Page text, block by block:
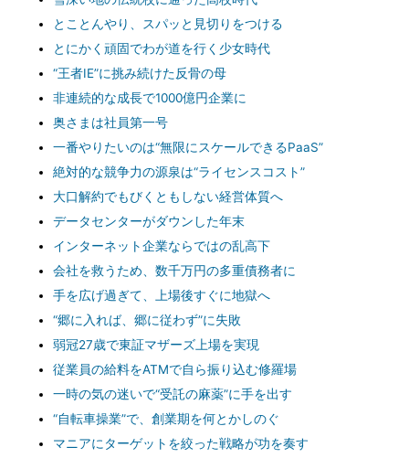
とことんやり、スパッと見切りをつける
とにかく頑固でわが道を行く少女時代
“王者IE”に挑み続けた反骨の母
非連続的な成長で1000億円企業に
奥さまは社員第一号
一番やりたいのは“無限にスケールできるPaaS”
絶対的な競争力の源泉は“ライセンスコスト”
大口解約でもびくともしない経営体質へ
データセンターがダウンした年末
インターネット企業ならではの乱高下
会社を救うため、数千万円の多重債務者に
手を広げ過ぎて、上場後すぐに地獄へ
“郷に入れば、郷に従わず”に失敗
弱冠27歳で東証マザーズ上場を実現
従業員の給料をATMで自ら振り込む修羅場
一時の気の迷いで“受託の麻薬”に手を出す
“自転車操業”で、創業期を何とかしのぐ
マニアにターゲットを絞った戦略が功を奏す